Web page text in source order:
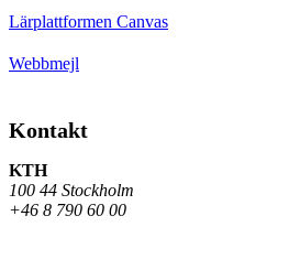
Lärplattformen Canvas
Webbmejl
Kontakt
KTH
100 44 Stockholm
+46 8 790 60 00